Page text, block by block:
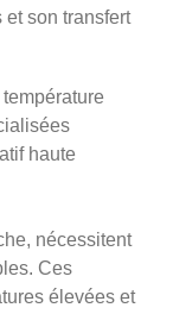
son transfert
haute
nécessitent
Ces
élevées et